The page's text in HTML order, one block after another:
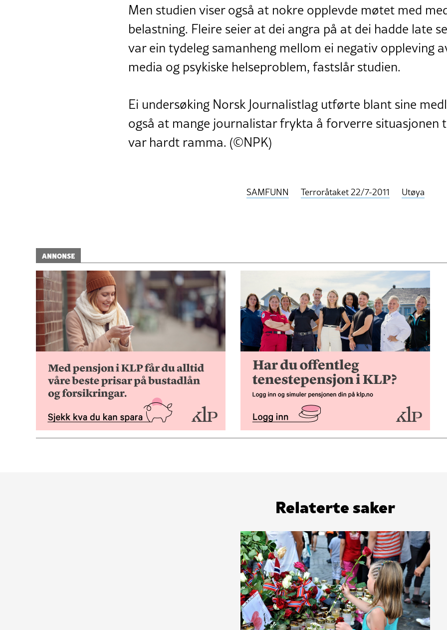
Men studien viser også at nokre opplevde møtet med
belastning. Fleire seier at dei angra på at dei hadde late
var ein tydeleg samanheng mellom ei negativ oppleving
media og psykiske helseproblem, fastslår studien.
Ei undersøking Norsk Journalistlag utførte blant sine
også at mange journalistar frykta å forverre situasjonen
var hardt ramma. (©NPK)
SAMFUNN Terroråtaket 22/7-2011 Utøya
ANNONSE
Relaterte saker